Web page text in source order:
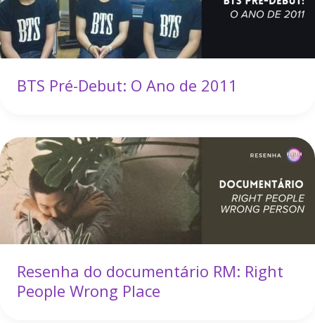
BTS Pré-Debut: O Ano de 2011
Resenha do documentário RM: Right
People Wrong Place